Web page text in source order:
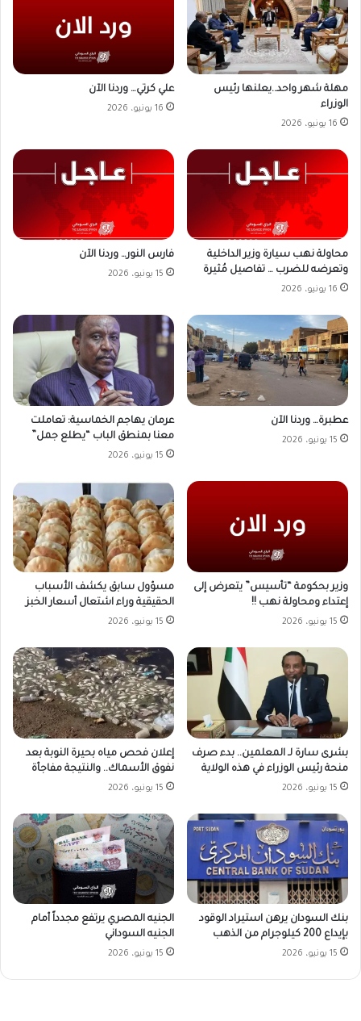
مهلة شهر واحد..يعلنها رئيس
الوزراء
16 يونيو، 2026
علي كرتي… وردنا الآن
16 يونيو، 2026
محاولة نهب سيارة وزير الداخلية
وتعرضه للضرب … تفاصيل مُثيرة
16 يونيو، 2026
فارس النور… وردنا الآن
15 يونيو، 2026
عطبرة… وردنا الآن
15 يونيو، 2026
عرمان يهاجم الخماسية: تعاملت
معنا بمنطق الباب “يطلع جمل”
15 يونيو، 2026
وزير بحكومة “تأسيس” يتعرض إلى
إعتداء ومحاولة نهب !!
15 يونيو، 2026
مسؤول سابق يكشف الأسباب
الحقيقية وراء اشتعال أسعار الخبز
15 يونيو، 2026
بشرى سارة لـ المعلمين.. بدء صرف
منحة رئيس الوزراء في هذه الولاية
15 يونيو، 2026
إعلان فحص مياه بحيرة النوبة بعد
نفوق الأسماك.. والنتيجة مفاجأة
15 يونيو، 2026
بنك السودان يرهن استيراد الوقود
بإيداع 200 كيلوجرام من الذهب
15 يونيو، 2026
الجنيه المصري يرتفع مجدداً أمام
الجنيه السوداني
15 يونيو، 2026